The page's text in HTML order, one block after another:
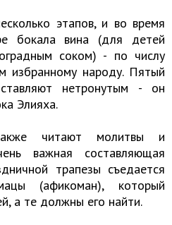
этапов, и во время
бокала вина (для детей
соком) - по числу
избранному народу. Пятый
нетронутым - он
Элияха.
читают молитвы и
важная составляющая
трапезы съедается
(афикоман), который
а те должны его найти.